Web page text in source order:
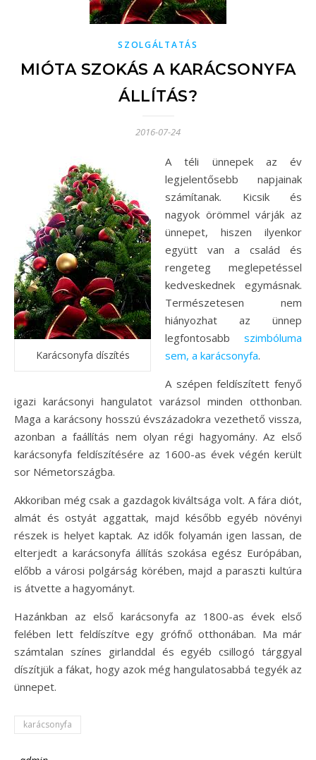
SZOLGÁLTATÁS
MIÓTA SZOKÁS A KARÁCSONYFA
ÁLLÍTÁS?
2016-07-24
Karácsonyfa díszítés
A téli ünnepek az év
legjelentősebb napjainak
számítanak. Kicsik és
nagyok örömmel várják az
ünnepet, hiszen ilyenkor
együtt van a család és
rengeteg meglepetéssel
kedveskednek egymásnak.
Természetesen nem
hiányozhat az ünnep
legfontosabb szimbóluma
sem, a karácsonyfa.
A szépen feldíszített fenyő
igazi karácsonyi hangulatot varázsol minden otthonban.
Maga a karácsony hosszú évszázadokra vezethető vissza,
azonban a faállítás nem olyan régi hagyomány. Az első
karácsonyfa feldíszítésére az 1600-as évek végén került
sor Németországba.
Akkoriban még csak a gazdagok kiváltsága volt. A fára diót,
almát és ostyát aggattak, majd később egyéb növényi
részek is helyet kaptak. Az idők folyamán igen lassan, de
elterjedt a karácsonyfa állítás szokása egész Európában,
előbb a városi polgárság körében, majd a paraszti kultúra
is átvette a hagyományt.
Hazánkban az első karácsonyfa az 1800-as évek első
felében lett feldíszítve egy grófnő otthonában. Ma már
számtalan színes girlanddal és egyéb csillogó tárggyal
díszítjük a fákat, hogy azok még hangulatosabbá tegyék az
ünnepet.
karácsonyfa